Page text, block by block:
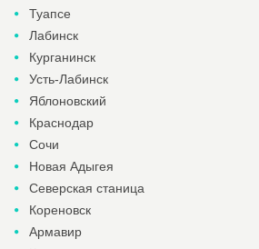
Туапсе
Лабинск
Курганинск
Усть-Лабинск
Яблоновский
Краснодар
Сочи
Новая Адыгея
Северская станица
Кореновск
Армавир